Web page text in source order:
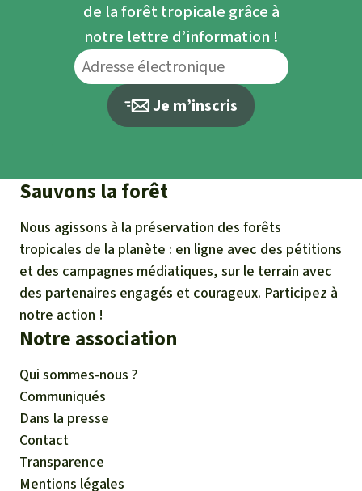
de la forêt tropicale grâce à
notre lettre d’information !
Je m’inscris
Sauvons la forêt
Nous agissons à la préservation des forêts
tropicales de la planète : en ligne avec des pétitions
et des campagnes médiatiques, sur le terrain avec
des partenaires engagés et courageux. Participez à
notre action !
Notre association
Qui sommes-nous ?
Communiqués
Dans la presse
Contact
Transparence
Mentions légales